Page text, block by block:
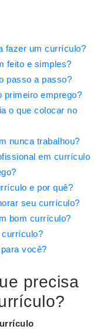
fazer um currículo?
feito e simples?
passo a passo?
primeiro emprego?
o que colocar no
nunca trabalhou?
em currículo
e por quê?
seu currículo?
bom currículo?
currículo?
você?
precisa